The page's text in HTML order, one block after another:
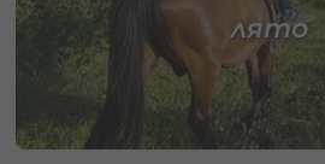
лято